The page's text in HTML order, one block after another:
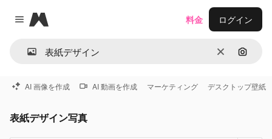
Close menu
Magnific
消去 画像で
料金 ログイン
AI 画像を作成 AI 動画を作成 マーケティング デスクトップ壁紙
表紙デザイン写真